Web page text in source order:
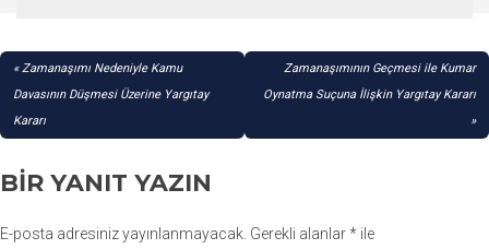
YAZI
GEZINMESI
Zamanaşımı Nedeniyle Kamu
Davasının Düşmesi Üzerine Yargıtay
Kararı
Zamanaşımının Geçmesi ile Kumar
Oynatma Suçuna İlişkin Yargıtay Kararı
BIR YANIT YAZIN
E-posta adresiniz yayınlanmayacak. Gerekli alanlar* ile